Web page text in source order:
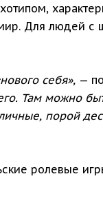
мир. Для людей
себя», —
Там можно
порой
ролевые